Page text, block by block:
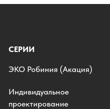
СЕРИИ
ЭKO Робиния (Акация)
Индивидуальное
проектирование